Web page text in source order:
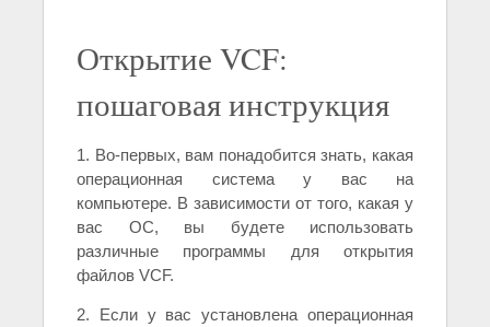
Открытие VCF:
пошаговая инструкция
1. Во-первых, вам понадобится знать, какая
операционная система у вас на
компьютере. В зависимости от того, какая у
вас ОС, вы будете использовать
различные программы для открытия
файлов VCF.
2. Если у вас установлена операционная